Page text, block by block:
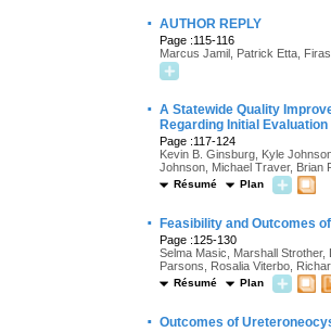
· AUTHOR REPLY
Page :115-116
Marcus Jamil, Patrick Etta,
· A Statewide Quality
Regarding Initial
Page :117-124
Kevin B. Ginsburg, Kyle
Johnson, Michael Traver, Brian
Résumé Plan
· Feasibility and Outcomes
Page :125-130
Selma Masic, Marshall
Parsons, Rosalia Viterbo,
Résumé Plan
· Outcomes of